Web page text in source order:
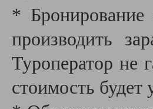
* Бронирование
производить
Туроператор не
стоимость будет